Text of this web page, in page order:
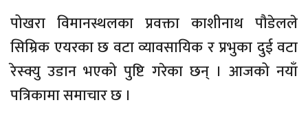
पोखरा विमानस्थलका प्रवक्ता काशीनाथ पौडेलले
सिम्रिक एयरका छ वटा व्यावसायिक र प्रभुका दुई वटा
रेस्क्यु उडान भएको पुष्टि गरेका छन् । आजको नयाँ
पत्रिकामा समाचार छ ।